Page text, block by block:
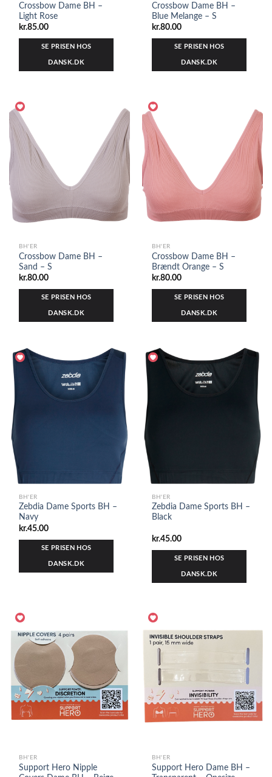
Crossbow Dame BH –
Light Rose
kr.85.00
SE PRISEN HOS
DANSK.DK
Crossbow Dame BH –
Blue Melange – S
kr.80.00
SE PRISEN HOS
DANSK.DK
BH'ER
Crossbow Dame BH –
Sand – S
kr.80.00
SE PRISEN HOS
DANSK.DK
BH'ER
Crossbow Dame BH –
Brændt Orange – S
kr.80.00
SE PRISEN HOS
DANSK.DK
BH'ER
Zebdia Dame Sports BH –
Navy
kr.45.00
SE PRISEN HOS
DANSK.DK
BH'ER
Zebdia Dame Sports BH –
Black
kr.45.00
SE PRISEN HOS
DANSK.DK
BH'ER
Support Hero Nipple
BH'ER
Support Hero Dame BH –